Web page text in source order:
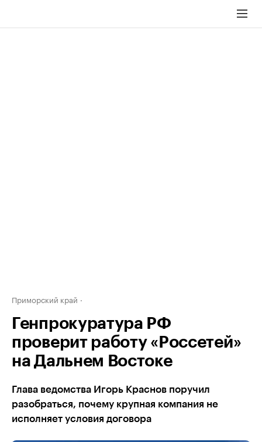
Приморский край
Генпрокуратура РФ
проверит работу «Россетей»
на Дальнем Востоке
Глава ведомства Игорь Краснов поручил
разобраться, почему крупная компания не
исполняет условия договора